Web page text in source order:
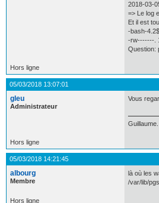
2018-03-
=> Le log
Et il est
-bash-
-rw-------.
Question:
Hors ligne
05/03/2018 13:07:01
gleu
Administrateur
Vous
Guillaume.
Hors ligne
05/03/2018 14:21:45
albourg
Membre
là où les
/var/lib/
Hors ligne